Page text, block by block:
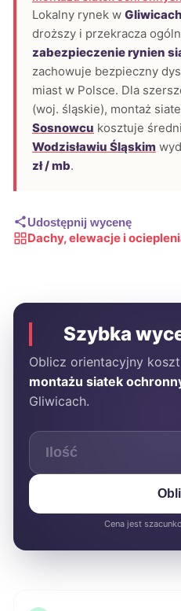
Lokalny rynek w Gliwicach
droższy i przekracza
zabezpieczenie rynien
zachowuje bezpieczny
miast w Polsce. Dla
(woj. śląskie), montaż
Sosnowcu kosztuje
Wodzisławiu Śląskim
zł / mb.
Udostępnij wycenę
Dachy, elewacje i
Szybka
Oblicz orientacyjny
montażu siatek
Gliwicach.
Cena jest